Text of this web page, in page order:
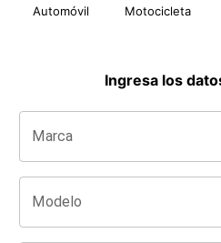
Automóvil Motocicleta
Ingresa los
Marca
Modelo